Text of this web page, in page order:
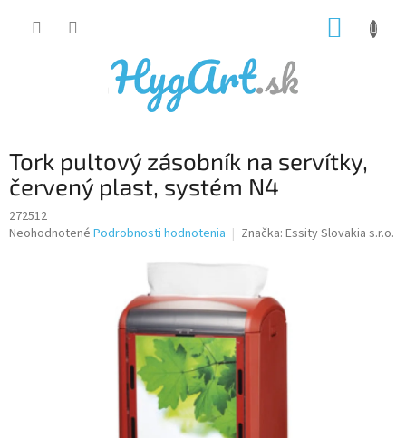
Tork pultový zásobník na servítky,
červený plast, systém N4
272512
Priemerné
Neohodnotené Podrobnosti hodnotenia Značka: Essity Slovakia s.r.o.